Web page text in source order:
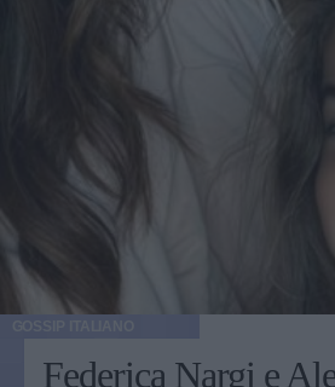
Federica Nargi e